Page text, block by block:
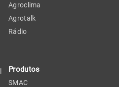
Agroclima
Agrotalk
Rádio
Produtos
SMAC